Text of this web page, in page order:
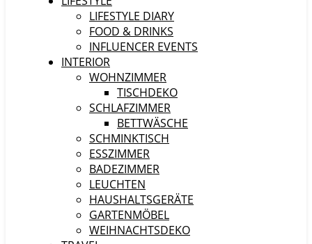
LIFESTYLE DIARY
FOOD & DRINKS
INFLUENCER EVENTS
INTERIOR
WOHNZIMMER
TISCHDEKO
SCHLAFZIMMER
BETTWÄSCHE
SCHMINKTISCH
ESSZIMMER
BADEZIMMER
LEUCHTEN
HAUSHALTSGERÄTE
GARTENMÖBEL
WEIHNACHTSDEKO